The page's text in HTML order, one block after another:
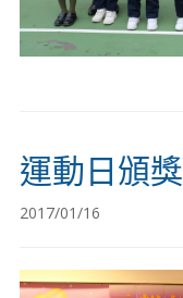
運動日頒獎
2017/01/16